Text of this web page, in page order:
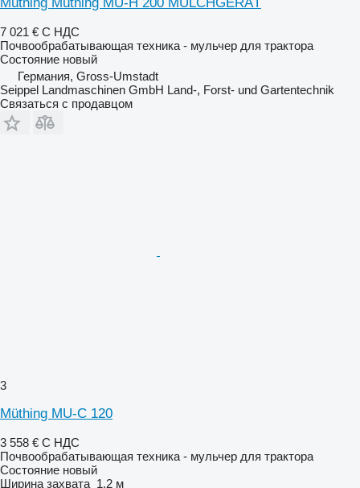
7 021 € С НДС
Почвообрабатывающая техника - мульчер для трактора
Состояние новый
Германия, Gross-Umstadt
Seippel Landmaschinen GmbH Land-, Forst- und Gartentechnik
Связаться с продавцом
3
Müthing MU-C 120
3 558 € С НДС
Почвообрабатывающая техника - мульчер для трактора
Состояние новый
Ширина захвата 1,2 м